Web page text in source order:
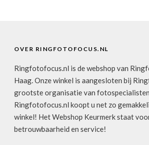
OVER RINGFOTOFOCUS.NL
Ringfotofocus.nl is de webshop van
Haag. Onze winkel is aangesloten bij
grootste organisatie van
Ringfotofocus.nl koopt u net zo
winkel! Het Webshop Keurmerk staat
betrouwbaarheid en service!